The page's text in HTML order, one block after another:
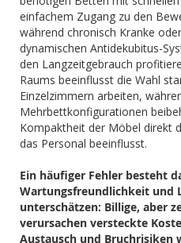
einfachem Zugang zu den
während chronisch Kranke
dynamischen Antidekubitus-
den Langzeitgebrauch
Raums beeinflusst die Wahl
Einzelzimmern arbeiten,
Mehrbettkonfigurationen
Kompaktheit der Möbel direkt
das Personal beeinflusst.
Ein häufiger Fehler besteht
Wartungsfreundlichkeit und
unterschätzen: Billige, aber
verursachen versteckte
Austausch und Bruchrisiken